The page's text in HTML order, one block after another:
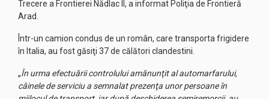
Trecere a Frontierei Nădlac II, a informat Poliţia de Frontieră
Arad.
Într-un camion condus de un român, care transporta frigidere
în Italia, au fost găsiţi 37 de călători clandestini.
„În urma efectuării controlului amănunţit al automarfarului,
câinele de serviciu a semnalat prezenţa unor persoane în